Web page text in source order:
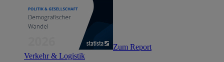
Zum Report
Verkehr & Logistik